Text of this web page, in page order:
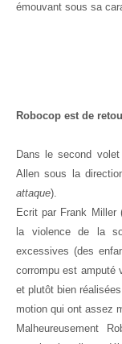
émouvant sous sa
Robocop est de
Dans le second
Allen sous la
attaque).
Ecrit par Frank Miller
la violence de la
excessives (des
corrompu est amputé
et plutôt bien
motion qui ont assez
Malheureusement